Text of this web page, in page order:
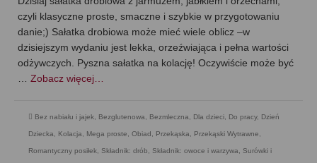
czyli klasyczne proste, smaczne i szybkie w przygotowaniu
danie;) Sałatka drobiowa może mieć wiele oblicz –w
dzisiejszym wydaniu jest lekka, orzeźwiająca i pełna wartości
odżywczych. Pyszna sałatka na kolację! Oczywiście może być
… Zobacz więcej…
Bez nabiału i jajek, Bezglutenowa, Bezmleczna, Dla dzieci, Do pracy, Dzień
Dziecka, Kolacja, Mega proste, Obiad , Przekąska, Przekąski Wytrawne,
Romantyczny posiłek, Składnik: drób, Składnik: owoce i warzywa, Surówki i